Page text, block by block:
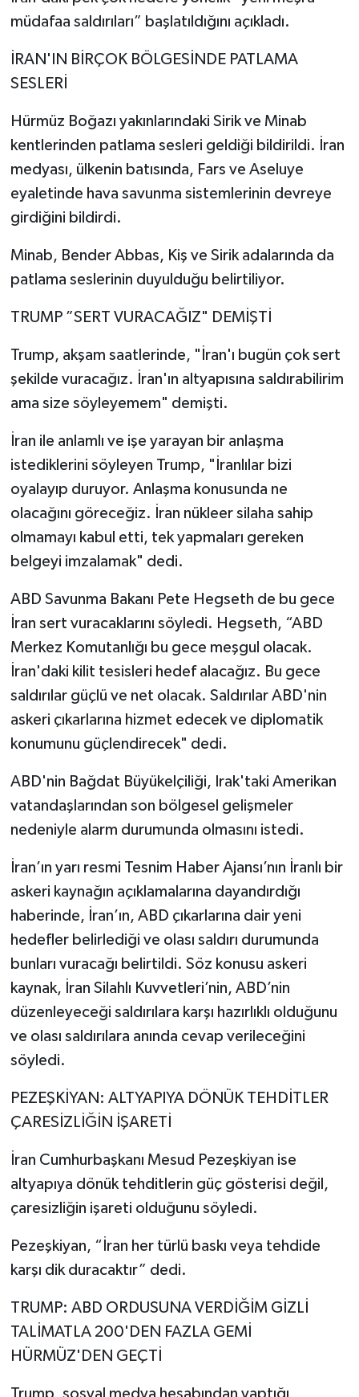
müdafaa saldırıları” başlatıldığını açıkladı.
İRAN'IN BİRÇOK BÖLGESİNDE PATLAMA
SESLERİ
Hürmüz Boğazı yakınlarındaki Sirik ve Minab
kentlerinden patlama sesleri geldiği bildirildi. İran
medyası, ülkenin batısında, Fars ve Aseluye
eyaletinde hava savunma sistemlerinin devreye
girdiğini bildirdi.
Minab, Bender Abbas, Kiş ve Sirik adalarında da
patlama seslerinin duyulduğu belirtiliyor.
TRUMP ”SERT VURACAĞIZ" DEMİŞTİ
Trump, akşam saatlerinde, "İran'ı bugün çok sert
şekilde vuracağız. İran'ın altyapısına saldırabilirim
ama size söyleyemem" demişti.
İran ile anlamlı ve işe yarayan bir anlaşma
istediklerini söyleyen Trump, "İranlılar bizi
oyalayıp duruyor. Anlaşma konusunda ne
olacağını göreceğiz. İran nükleer silaha sahip
olmamayı kabul etti, tek yapmaları gereken
belgeyi imzalamak" dedi.
ABD Savunma Bakanı Pete Hegseth de bu gece
İran sert vuracaklarını söyledi. Hegseth, “ABD
Merkez Komutanlığı bu gece meşgul olacak.
İran'daki kilit tesisleri hedef alacağız. Bu gece
saldırılar güçlü ve net olacak. Saldırılar ABD'nin
askeri çıkarlarına hizmet edecek ve diplomatik
konumunu güçlendirecek" dedi.
ABD'nin Bağdat Büyükelçiliği, Irak'taki Amerikan
vatandaşlarından son bölgesel gelişmeler
nedeniyle alarm durumunda olmasını istedi.
İran’ın yarı resmi Tesnim Haber Ajansı’nın İranlı bir
askeri kaynağın açıklamalarına dayandırdığı
haberinde, İran’ın, ABD çıkarlarına dair yeni
hedefler belirlediği ve olası saldırı durumunda
bunları vuracağı belirtildi. Söz konusu askeri
kaynak, İran Silahlı Kuvvetleri’nin, ABD’nin
düzenleyeceği saldırılara karşı hazırlıklı olduğunu
ve olası saldırılara anında cevap verileceğini
söyledi.
PEZEŞKİYAN: ALTYAPIYA DÖNÜK TEHDİTLER
ÇARESİZLİĞİN İŞARETİ
İran Cumhurbaşkanı Mesud Pezeşkiyan ise
altyapıya dönük tehditlerin güç gösterisi değil,
çaresizliğin işareti olduğunu söyledi.
Pezeşkiyan, “İran her türlü baskı veya tehdide
karşı dik duracaktır” dedi.
TRUMP: ABD ORDUSUNA VERDİĞİM GİZLİ
TALİMATLA 200'DEN FAZLA GEMİ
HÜRMÜZ'DEN GEÇTİ
Trump, sosyal medya hesabından yaptığı